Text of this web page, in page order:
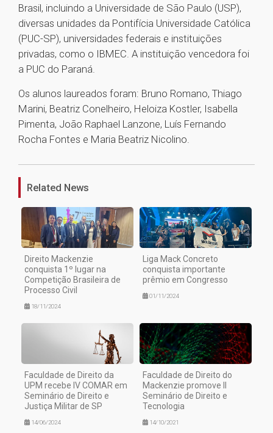
Brasil, incluindo a Universidade de São Paulo (USP),
diversas unidades da Pontifícia Universidade Católica
(PUC-SP), universidades federais e instituições
privadas, como o IBMEC. A instituição vencedora foi
a PUC do Paraná.
Os alunos laureados foram: Bruno Romano, Thiago
Marini, Beatriz Conelheiro, Heloiza Kostler, Isabella
Pimenta, João Raphael Lanzone, Luís Fernando
Rocha Fontes e Maria Beatriz Nicolino.
1
Related News
Direito Mackenzie
conquista 1º lugar na
Competição Brasileira de
Processo Civil
18/11/2024
Liga Mack Concreto
conquista importante
prêmio em Congresso
01/11/2024
Faculdade de Direito da
UPM recebe IV COMAR em
Seminário de Direito e
Justiça Militar de SP
14/06/2024
Faculdade de Direito do
Mackenzie promove II
Seminário de Direito e
Tecnologia
14/10/2021